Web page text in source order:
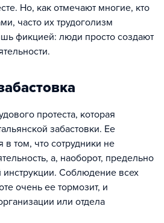
Но, как отмечают многие, кто
часто их трудоголизм
фикцией: люди просто создают
протеста, которая
забастовки. Ее
в том, что сотрудники не
а, наоборот, предельно
Соблюдение всех
очень ее тормозит, и
или отдела